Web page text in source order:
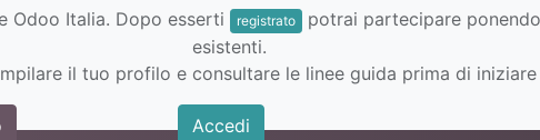
Odoo Italia. Dopo esserti registrato
potrai partecipare
esistenti.
il tuo profilo e consultare le linee guida prima di iniziare
Accedi